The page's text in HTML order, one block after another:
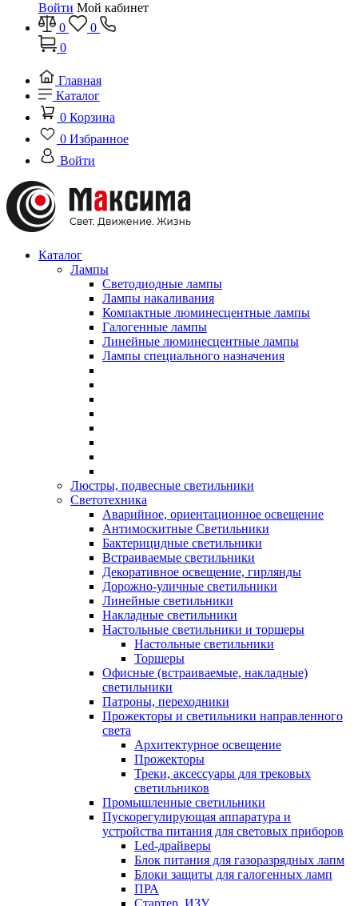
Войти Мой кабинет
0
0
0
Главная
Каталог
0 Корзина
0 Избранное
Войти
Каталог
Лампы
Светодиодные лампы
Лампы накаливания
Компактные люминесцентные лампы
Галогенные лампы
Линейные люминесцентные лампы
Лампы специального назначения
Люстры, подвесные светильники
Светотехника
Аварийное, ориентационное освещение
Антимоскитные Светильники
Бактерицидные светильники
Встраиваемые светильники
Декоративное освещение, гирлянды
Дорожно-уличные светильники
Линейные светильники
Накладные светильники
Настольные светильники и торшеры
Настольные светильники
Торшеры
Офисные (встраиваемые, накладные)
светильники
Патроны, переходники
Прожекторы и светильники направленного
света
Архитектурное освещение
Прожекторы
Треки, аксессуары для трековых
светильников
Промышленные светильники
Пускорегулирующая аппаратура и
устройства питания для световых приборов
Led-драйверы
Блок питания для газоразрядных лапм
Блоки защиты для галогенных ламп
ПРА
Стартер, ИЗУ